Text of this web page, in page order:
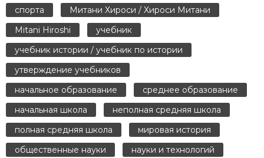
спорта
Митани Хироси / Хироси Митани
Mitani Hiroshi
учебник
учебник истории / учебник по истории
утверждение учебников
начальное образование
среднее образование
начальная школа
неполная средняя школа
полная средняя школа
мировая история
общественные науки
науки и технологий